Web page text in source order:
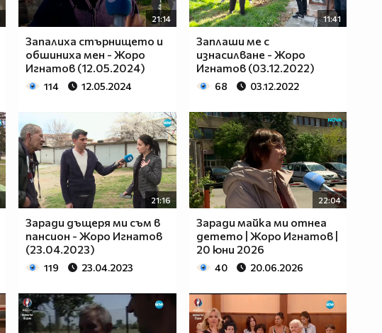
21:14
Запалиха стърнището и
обшиниха мен - Жоро
Игнатов (12.05.2024)
114 12.05.2024
11:41
Заплаши ме с
изнасилване - Жоро
Игнатов (03.12.2022)
68 03.12.2022
21:16
Заради дъщеря ми съм в
пансион - Жоро Игнатов
(23.04.2023)
119 23.04.2023
22:04
Заради майка ми отнеа
детето | Жоро Игнатов |
20 юни 2026
40 20.06.2026